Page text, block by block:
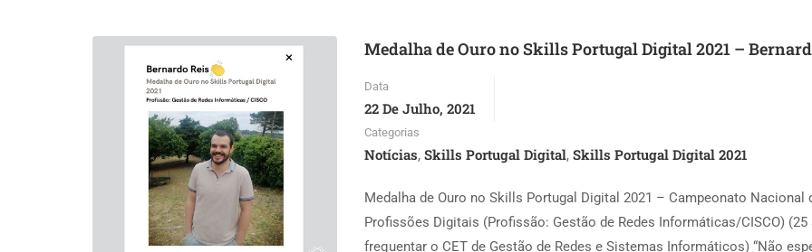
Medalha de Ouro no Skills Portugal Digital 2021 –
Data
22 De Julho, 2021
Categorias
Notícias, Skills Portugal Digital, Skills Portugal Digital 2021
Medalha de Ouro no Skills Portugal Digital 2021 – Campeonato Nacional
Profissões Digitais (Profissão: Gestão de Redes Informáticas/CISCO) (25
frequentar o CET de Gestão de Redes e Sistemas Informáticos) “Não